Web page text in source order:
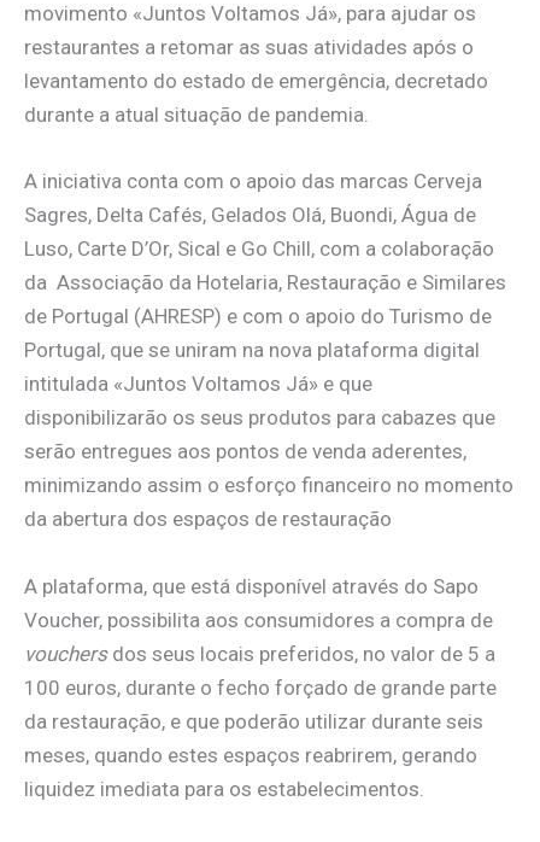
movimento «Juntos Voltamos Já», para ajudar os
restaurantes a retomar as suas atividades após o
levantamento do estado de emergência, decretado
durante a atual situação de pandemia.
A iniciativa conta com o apoio das marcas Cerveja
Sagres, Delta Cafés, Gelados Olá, Buondi, Água de
Luso, Carte D’Or, Sical e Go Chill, com a colaboração
da Associação da Hotelaria, Restauração e Similares
de Portugal (AHRESP) e com o apoio do Turismo de
Portugal, que se uniram na nova plataforma digital
intitulada «Juntos Voltamos Já» e que
disponibilizarão os seus produtos para cabazes que
serão entregues aos pontos de venda aderentes,
minimizando assim o esforço financeiro no momento
da abertura dos espaços de restauração
A plataforma, que está disponível através do Sapo
Voucher, possibilita aos consumidores a compra de
vouchersdos seus locais preferidos, no valor de 5 a
100 euros, durante o fecho forçado de grande parte
da restauração, e que poderão utilizar durante seis
meses, quando estes espaços reabrirem, gerando
liquidez imediata para os estabelecimentos.